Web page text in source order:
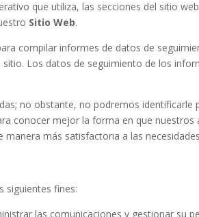
que utiliza, las secciones del sitio
Sitio Web.
compilar informes de datos de
Los datos de seguimiento de los
no obstante, no podremos
conocer mejor la forma en que nuestros
más satisfactoria a las
siguientes fines:
las comunicaciones y gestionar su